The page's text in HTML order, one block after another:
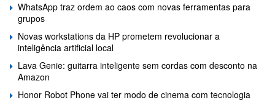
WhatsApp traz ordem ao caos com novas ferramentas para
grupos
Novas workstations da HP prometem revolucionar a
inteligência artificial local
Lava Genie: guitarra inteligente sem cordas com desconto na
Amazon
Honor Robot Phone vai ter modo de cinema com tecnologia